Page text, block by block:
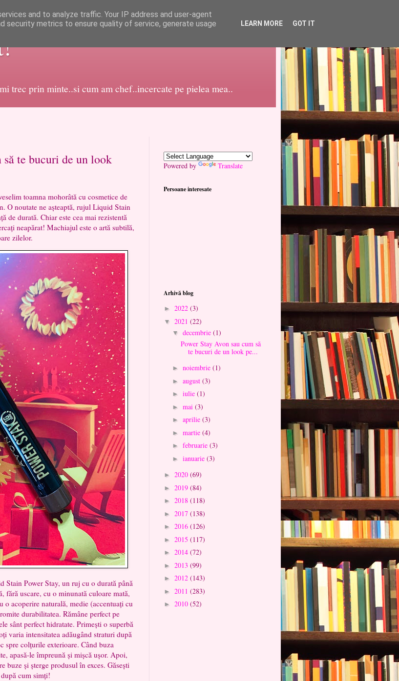
trec prin minte..si cum am chef..incercate pe pielea mea..
să te bucuri de un look
toamna mohorâtă cu cosmetice de
O noutate ne așteaptă, rujul Liquid Stain
de durată. Chiar este cea mai rezistentă
neapărat! Machiajul este o artă subtilă,
zilelor.
Power Stay, un ruj cu o durată până
fără uscare, cu o minunată culoare mată,
o acoperire naturală, medie (accentuați cu
durabilitatea. Rămâne perfect pe
sânt perfect hidratate. Primești o superbă
varia intensitatea adăugând straturi după
spre colțurile exterioare. Când buza
apasă-le împreună și mișcă ușor. Apoi,
buze și șterge produsul în exces. Găsești
cum simți!
Powered by Translate
Persoane interesate
Arhivă blog
► 2022 (3)
▼ 2021 (22)
▼ decembrie (1)
Power Stay Avon sau cum să
te bucuri de un look pe...
► noiembrie (1)
► august (3)
► iulie (1)
► mai (3)
► aprilie (3)
► martie (4)
► februarie (3)
► ianuarie (3)
► 2020 (69)
► 2019 (84)
► 2018 (118)
► 2017 (138)
► 2016 (126)
► 2015 (117)
► 2014 (72)
► 2013 (99)
► 2012 (143)
► 2011 (283)
► 2010 (52)
and to analyze traffic. Your IP address and user-agent
security metrics to ensure quality of service, generate usage
LEARN MORE GOT IT